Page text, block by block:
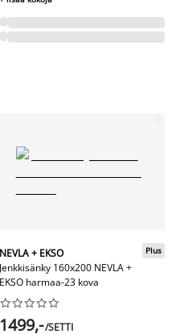
NEVLA + EKSO
Jenkkisänky 160x200 NEVLA +
EKSO harmaa-23 kova
Plus






1499,-/SETTI